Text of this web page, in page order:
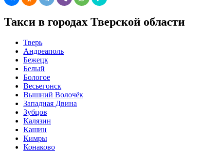
Такси в городах Тверской области
Тверь
Андреаполь
Бежецк
Белый
Бологое
Весьегонск
Вышний Волочёк
Западная Двина
Зубцов
Калязин
Кашин
Кимры
Конаково